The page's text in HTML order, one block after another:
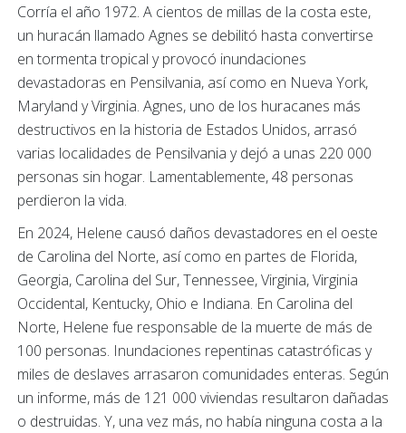
Corría el año 1972. A cientos de millas de la costa este,
un huracán llamado Agnes se debilitó hasta convertirse
en tormenta tropical y provocó inundaciones
devastadoras en Pensilvania, así como en Nueva York,
Maryland y Virginia. Agnes, uno de los huracanes más
destructivos en la historia de Estados Unidos, arrasó
varias localidades de Pensilvania y dejó a unas 220 000
personas sin hogar. Lamentablemente, 48 personas
perdieron la vida.
En 2024, Helene causó daños devastadores en el oeste
de Carolina del Norte, así como en partes de Florida,
Georgia, Carolina del Sur, Tennessee, Virginia, Virginia
Occidental, Kentucky, Ohio e Indiana. En Carolina del
Norte, Helene fue responsable de la muerte de más de
100 personas. Inundaciones repentinas catastróficas y
miles de deslaves arrasaron comunidades enteras. Según
un informe, más de 121 000 viviendas resultaron dañadas
o destruidas. Y, una vez más, no había ninguna costa a la